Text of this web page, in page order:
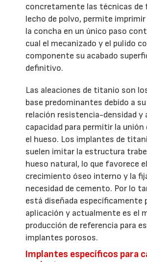
concretamente las técnicas de
lecho de polvo, permite
la concha en un único paso
cual el mecanizado y el pulido
componente su acabado
definitivo.
Las aleaciones de titanio son
base predominantes debido a
relación resistencia-densidad y
capacidad para permitir la
el hueso. Los implantes de
suelen imitar la estructura
hueso natural, lo que favorece el
crecimiento óseo interno y la
necesidad de cemento. Por lo
está diseñada específicamente
aplicación y actualmente es el
producción de referencia para
implantes porosos.
Implantes específicos para